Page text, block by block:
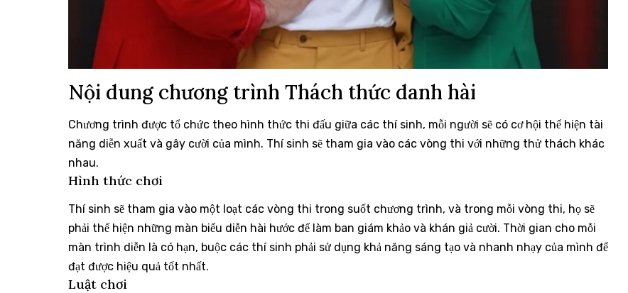
Nội dung chương trình Thách thức danh hài
Chương trình được tổ chức theo hình thức thi đấu giữa các thí sinh, mỗi người sẽ có cơ hội thể hiện tài
năng diễn xuất và gây cười của mình. Thí sinh sẽ tham gia vào các vòng thi với những thử thách khác
nhau.
Hình thức chơi
Thí sinh sẽ tham gia vào một loạt các vòng thi trong suốt chương trình, và trong mỗi vòng thi, họ sẽ
phải thể hiện những màn biểu diễn hài hước để làm ban giám khảo và khán giả cười. Thời gian cho mỗi
màn trình diễn là có hạn, buộc các thí sinh phải sử dụng khả năng sáng tạo và nhanh nhạy của mình để
đạt được hiệu quả tốt nhất.
Luật chơi